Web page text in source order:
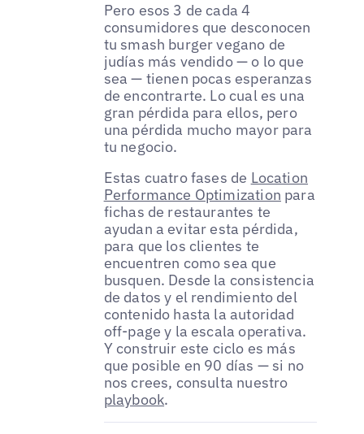
Pero esos 3 de cada 4
consumidores que desconocen
tu smash burger vegano de
judías más vendido — o lo que
sea — tienen pocas esperanzas
de encontrarte. Lo cual es una
gran pérdida para ellos, pero
una pérdida mucho mayor para
tu negocio.
Estas cuatro fases de Location
Performance Optimization para
fichas de restaurantes te
ayudan a evitar esta pérdida,
para que los clientes te
encuentren como sea que
busquen. Desde la consistencia
de datos y el rendimiento del
contenido hasta la autoridad
off-page y la escala operativa.
Y construir este ciclo es más
que posible en 90 días — si no
nos crees, consulta nuestro
playbook.